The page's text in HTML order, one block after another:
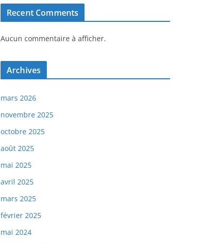
Recent Comments
Aucun commentaire à afficher.
Archives
mars 2026
novembre 2025
octobre 2025
août 2025
mai 2025
avril 2025
mars 2025
février 2025
mai 2024